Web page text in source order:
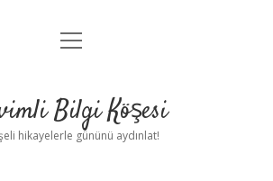
Anasayfa
Yasal Uyarı
menüyü
Bilgi Köşesi
hikayelerle gününü aydınlat!